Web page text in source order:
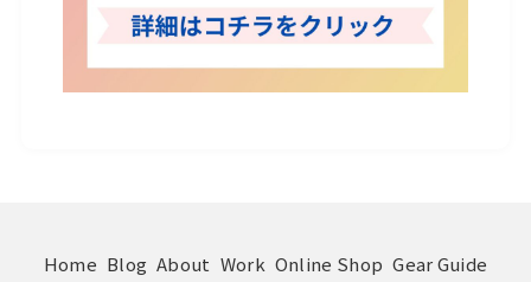
Home Blog About Work Online Shop Gear Guide